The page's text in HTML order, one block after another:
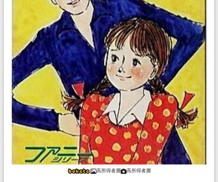
高所得者層 高所得者層